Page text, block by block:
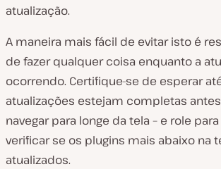
atualização.
A maneira mais fácil de evitar isto é
de fazer qualquer coisa enquanto a
ocorrendo. Certifique-se de esperar
atualizações estejam completas
navegar para longe da tela – e role
verificar se os plugins mais abaixo na
atualizados.